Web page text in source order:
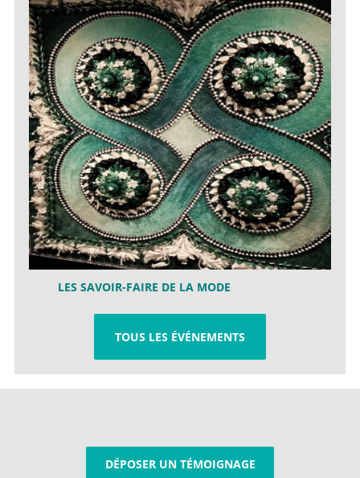
LES SAVOIR-FAIRE DE LA MODE
TOUS LES ÉVÉNEMENTS
DÉPOSER UN TÉMOIGNAGE